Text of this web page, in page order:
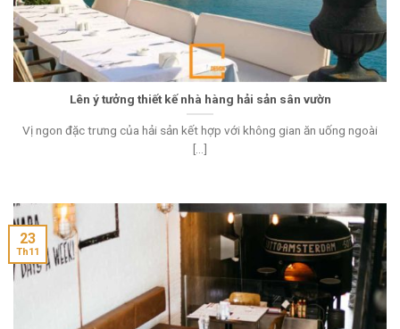
Lên ý tưởng thiết kế nhà hàng hải sản sân vườn
Vị ngon đặc trưng của hải sản kết hợp với không gian ăn uống ngoài
[...]
23
Th11